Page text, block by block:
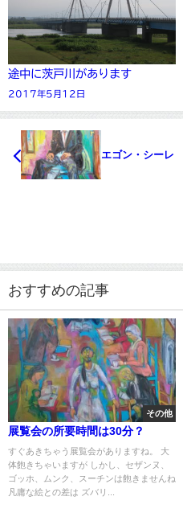
途中に茨戸川があります
2017年5月12日
エゴン・シーレ
おすすめの記事
その他
展覧会の所要時間は30分？
すぐあきちゃう展覧会がありますね。 大
体飽きちゃいますが しかし、セザンヌ、
ゴッホ、ムンク、スーチンは飽きませんね
凡庸な絵との差は ズバリ...